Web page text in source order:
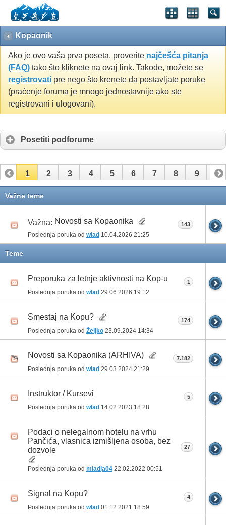
Kopaonik
Ako je ovo vaša prva poseta, proverite najčešća pitanja
(FAQ) tako što kliknete na ovaj link. Takođe, možete se
registrovati pre nego što krenete da postavljate poruke
(praćenje foruma je mnogo jednostavnije ako ste
registrovani i ulogovani).
Posetiti podforume
1 2 3 4 5 6 7 8 9 10
11
Važne teme
Važna: Novosti sa Kopaonika
Poslednja poruka od wlad 10.04.2026 21:25
143
Teme
Preporuka za letnje aktivnosti na Kop-u
Poslednja poruka od wlad 29.06.2026 19:12
1
Smestaj na Kopu?
Poslednja poruka od Željko 23.09.2024 14:34
174
Novosti sa Kopaonika (ARHIVA)
Poslednja poruka od wlad 29.03.2024 21:29
7.182
Instruktor / Kursevi
Poslednja poruka od wlad 14.02.2023 18:28
5
Podaci o nelegalnom hotelu na vrhu
Pančića, vlasnica izmišljena osoba, bez
dozvole
Poslednja poruka od mladja04 22.02.2022 00:51
27
Signal na Kopu?
Poslednja poruka od wlad 01.12.2021 18:59
4